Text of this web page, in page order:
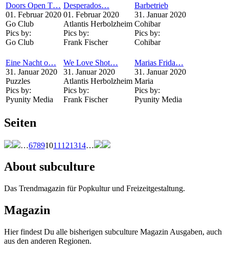
Doors Open T…
01. Februar 2020
Go Club
Pics by:
Go Club
Desperados…
01. Februar 2020
Atlantis Herbolzheim
Pics by:
Frank Fischer
Barbetrieb
31. Januar 2020
Cohibar
Pics by:
Cohibar
Eine Nacht o…
31. Januar 2020
Puzzles
Pics by:
Pyunity Media
We Love Shot…
31. Januar 2020
Atlantis Herbolzheim
Pics by:
Frank Fischer
Marias Frida…
31. Januar 2020
Maria
Pics by:
Pyunity Media
Seiten
…67891011 121314…
About subculture
Das Trendmagazin für Popkultur und Freizeitgestaltung.
Magazin
Hier findest Du alle bisherigen subculture Magazin Ausgaben, auch
aus den anderen Regionen.